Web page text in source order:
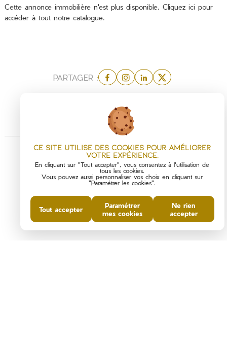
Cette annonce immobilière n'est plus disponible. Cliquez ici pour
accéder à tout notre catalogue.
PARTAGER :
Ce site utilise des cookies pour améliorer
votre expérience.
En cliquant sur "Tout accepter", vous consentez à l'utilisation de
tous les cookies.
Vous pouvez aussi personnaliser vos choix en cliquant sur
"Paramétrer les cookies".
Tout accepter
Paramétrer
mes cookies
Ne rien
accepter